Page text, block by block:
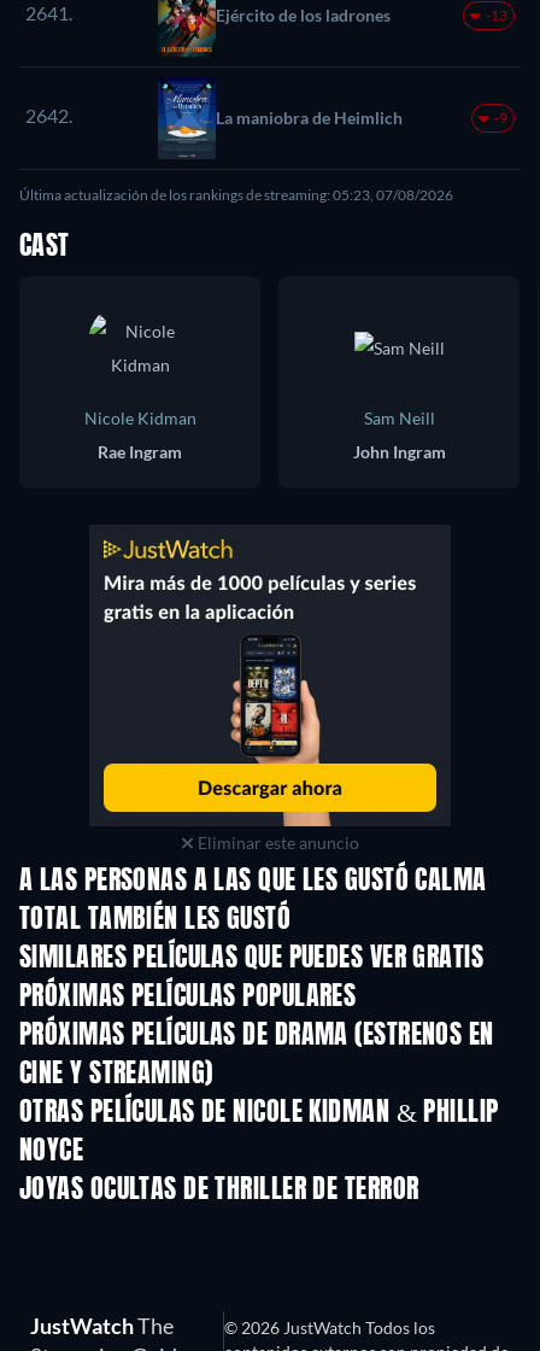
2641. Ejército de los ladrones -13
2642. La maniobra de Heimlich -9
Última actualización de los rankings de streaming: 05:23, 07/08/2026
CAST
Nicole Kidman
Rae Ingram
Sam Neill
John Ingram
Eliminar este anuncio
A LAS PERSONAS A LAS QUE LES GUSTÓ CALMA
TOTAL TAMBIÉN LES GUSTÓ
SIMILARES PELÍCULAS QUE PUEDES VER GRATIS
PRÓXIMAS PELÍCULAS POPULARES
PRÓXIMAS PELÍCULAS DE DRAMA (ESTRENOS EN
CINE Y STREAMING)
OTRAS PELÍCULAS DE NICOLE KIDMAN & PHILLIP
NOYCE
JOYAS OCULTAS DE THRILLER DE TERROR
JustWatchThe
© 2026 JustWatch Todos los